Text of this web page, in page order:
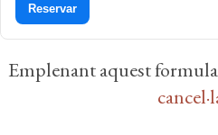
Reservar
Emplenant aquest